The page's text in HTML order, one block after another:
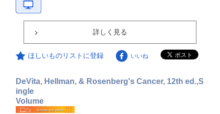
詳しく見る
ほしいものリストに登録 いいね
DeVita, Hellman, & Rosenberg's Cancer, 12th ed.,S
ingle
Volume